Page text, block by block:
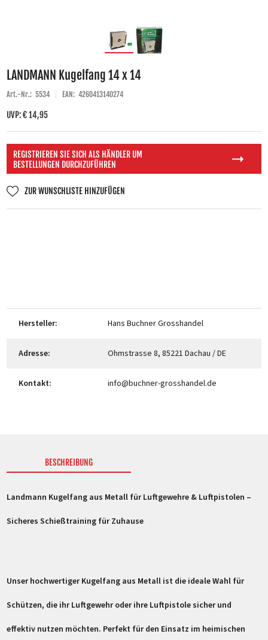
LANDMANN Kugelfang 14 x 14
Art.-Nr.: 5534 EAN: 4260413140274
UVP: € 14,95
REGISTRIEREN SIE SICH ALS HÄNDLER UM
BESTELLUNGEN DURCHZUFÜHREN
ZUR WUNSCHLISTE HINZUFÜGEN
Hersteller: Hans Buchner Grosshandel
Adresse: Ohmstrasse 8, 85221 Dachau / DE
Kontakt: info@buchner-grosshandel.de
BESCHREIBUNG
Landmann Kugelfang aus Metall für Luftgewehre & Luftpistolen –
Sicheres Schießtraining für Zuhause
Unser hochwertiger Kugelfang aus Metall ist die ideale Wahl für
Schützen, die ihr Luftgewehr oder ihre Luftpistole sicher und
effektiv nutzen möchten. Perfekt für den Einsatz im heimischen